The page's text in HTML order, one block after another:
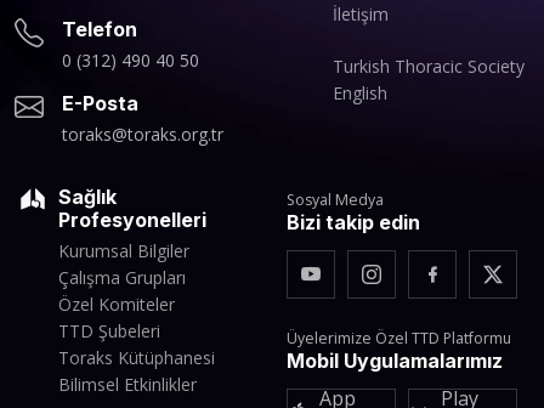
Telefon
0 (312) 490 40 50
E-Posta
toraks@toraks.org.tr
İletişim
Turkish Thoracic Society
English
Sağlık
Profesyonelleri
Kurumsal Bilgiler
Çalışma Grupları
Özel Komiteler
TTD Şubeleri
Toraks Kütüphanesi
Bilimsel Etkinlikler
Sosyal Medya
Bizi takip edin
Üyelerimize Özel TTD Platformu
Mobil Uygulamalarımız
App Play